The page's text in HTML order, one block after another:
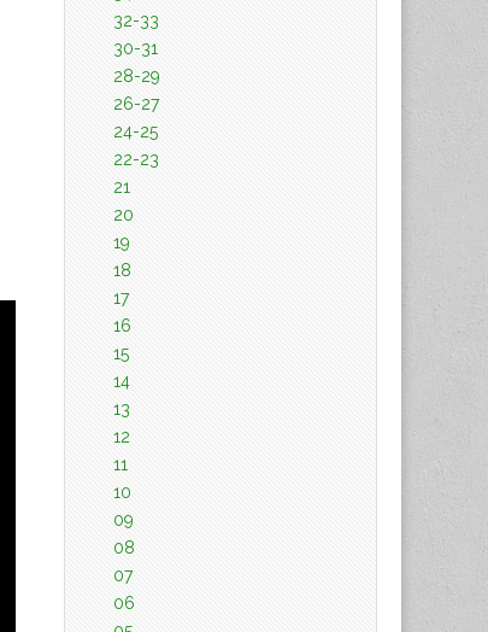
32-33
30-31
28-29
26-27
24-25
22-23
21
20
19
18
17
16
15
14
13
12
11
10
09
08
07
06